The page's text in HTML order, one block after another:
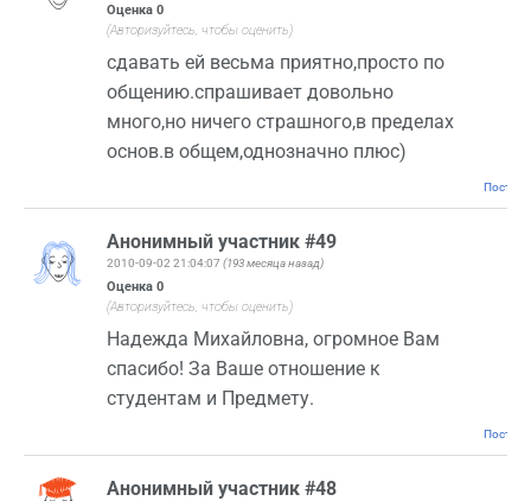
Оценка 0
(Авторизуйтесь, чтобы оценить)
сдавать ей весьма приятно,просто по
общению.спрашивает довольно
много,но ничего страшного,в пределах
основ.в общем,однозначно плюс)
Анонимный участник #49
2010-09-02 21:04:07 (193 месяца назад)
Оценка 0
(Авторизуйтесь, чтобы оценить)
Надежда Михайловна, огромное Вам
спасибо! За Ваше отношение к
студентам и Предмету.
Анонимный участник #48